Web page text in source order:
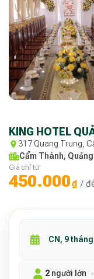
KING HOTEL
317 Quang Trung,
Cẩm Thành,
Giá chỉ từ
450.000₫ /
2 người lớn